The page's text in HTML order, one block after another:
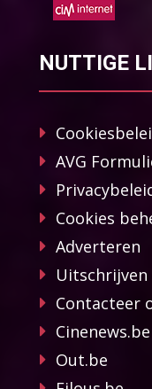
NUTTIGE
AVG
Cookies
Adverteren
Contacteer
Cinenews.be
Out.be